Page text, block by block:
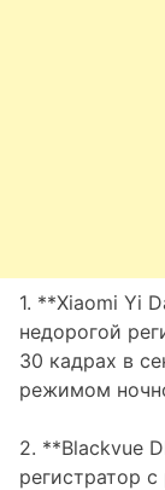
1. **Xiaomi Yi
недорогой
30 кадрах в
режимом
2. **Blackvue
регистратор